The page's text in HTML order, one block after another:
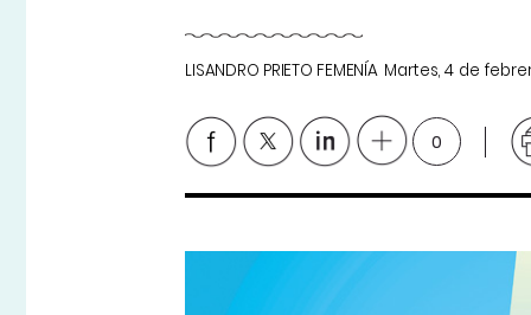
LISANDRO PRIETO FEMENÍA Martes, 4 de
0